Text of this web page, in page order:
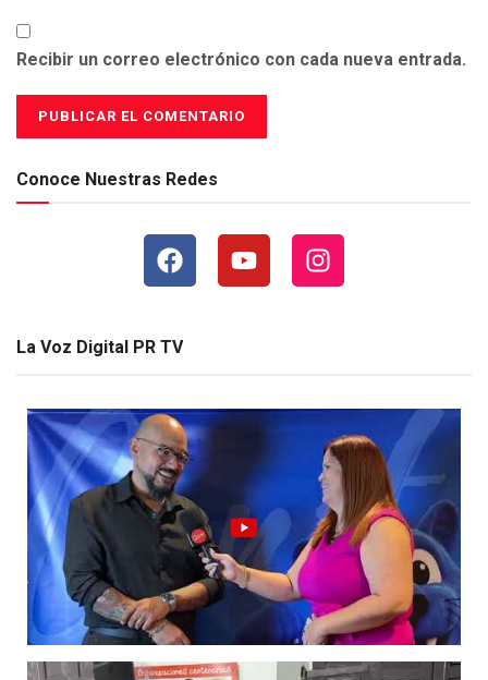
Recibir un correo electrónico con cada nueva entrada.
Conoce Nuestras Redes
La Voz Digital PR TV